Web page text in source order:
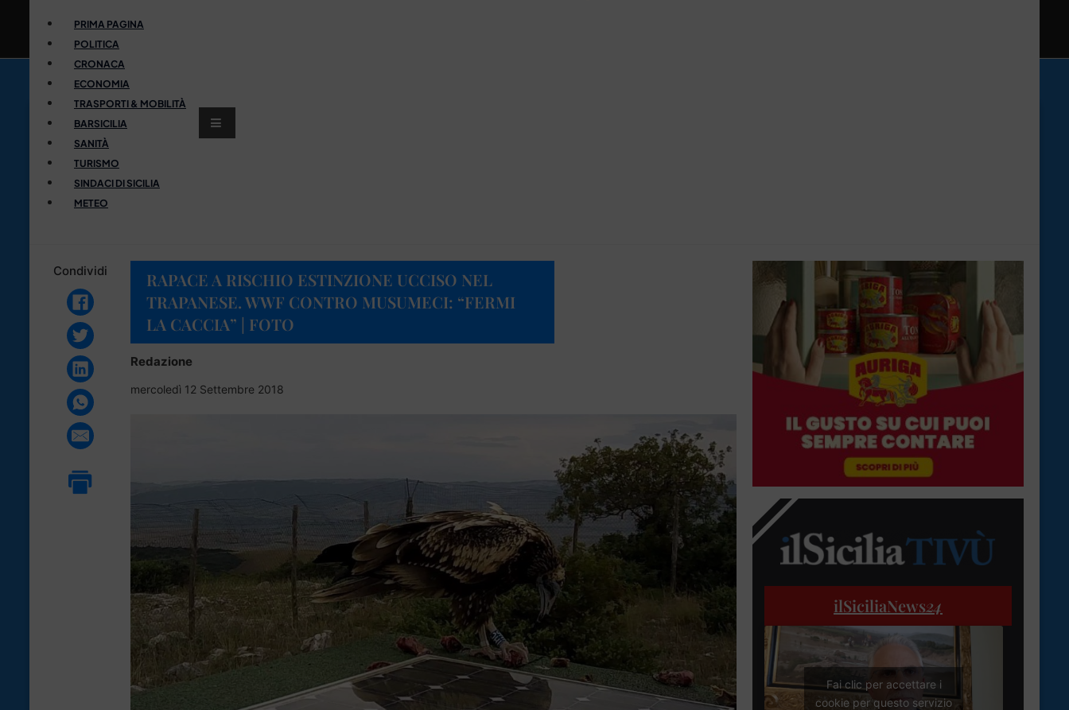
PRIMA PAGINA
POLITICA
CRONACA
ECONOMIA
TRASPORTI & MOBILITÀ
BARSICILIA
SANITÀ
TURISMO
SINDACI DI SICILIA
METEO
Condividi
RAPACE A RISCHIO ESTINZIONE UCCISO NEL
TRAPANESE. WWF CONTRO MUSUMECI: “FERMI
LA CACCIA” | FOTO
Redazione
mercoledì 12 Settembre 2018
ilSiciliaNews24
Fai clic per accettare i
cookie per questo servizio